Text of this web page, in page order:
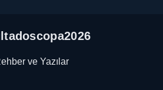
ve Yazılar